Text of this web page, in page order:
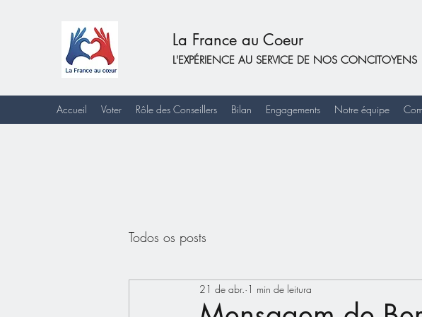
La France au Coeur
L'EXPÉRIENCE AU SERVICE DE NOS CONCITOYENS
Accueil Voter Rôle des Conseillers Bilan Engagements Notre équipe
Todos os posts
21 de abr. 1 min de leitura